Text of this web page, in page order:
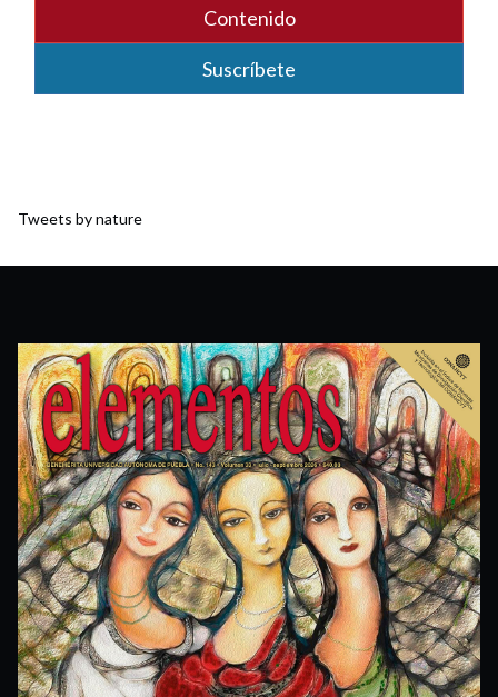
Contenido
Suscríbete
Tweets by nature